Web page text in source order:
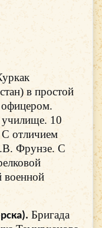
в простой
офицером.
училище. 10
С отличием
Фрунзе. С
военной
Бригада